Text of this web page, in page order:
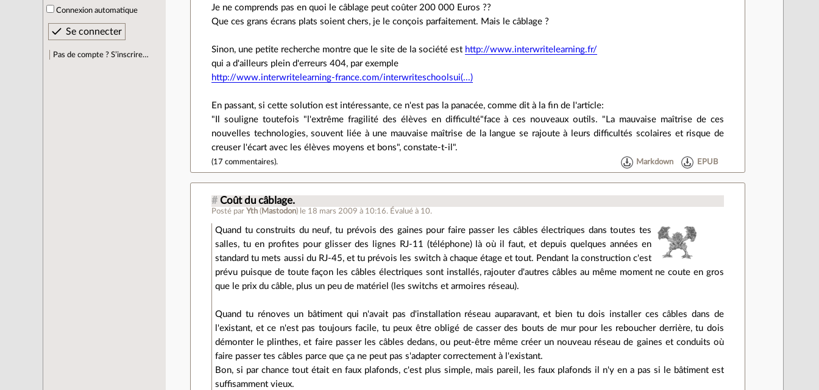
Connexion automatique
Pas de compte ? S’inscrire…
Je ne comprends pas en quoi le câblage peut coûter 200 000 Euros ??
Que ces grans écrans plats soient chers, je le conçois parfaitement. Mais le câblage ?
Sinon, une petite recherche montre que le site de la société est http://www.interwritelearning.fr/
qui a d'ailleurs plein d'erreurs 404, par exemple
http://www.interwritelearning-france.com/interwriteschoolsui(...)
En passant, si cette solution est intéressante, ce n'est pas la panacée, comme dit à la fin de l'article:
"Il souligne toutefois "l'extrême fragilité des élèves en difficulté"face à ces nouveaux outils. "La mauvaise maîtrise de ces
nouvelles technologies, souvent liée à une mauvaise maîtrise de la langue se rajoute à leurs difficultés scolaires et risque de
creuser l'écart avec les élèves moyens et bons", constate-t-il".
(17 commentaires). Markdown EPUB
# Coût du câblage.
Posté par Yth ( Mastodon) le 18 mars 2009 à 10:16. Évalué à 10.
Quand tu construits du neuf, tu prévois des gaines pour faire passer les câbles électriques dans toutes tes
salles, tu en profites pour glisser des lignes RJ-11 (téléphone) là où il faut, et depuis quelques années en
standard tu mets aussi du RJ-45, et tu prévois les switch à chaque étage et tout. Pendant la construction c'est
prévu puisque de toute façon les câbles électriques sont installés, rajouter d'autres câbles au même moment ne coute en gros
que le prix du câble, plus un peu de matériel (les switchs et armoires réseau).
Quand tu rénoves un bâtiment qui n'avait pas d'installation réseau auparavant, et bien tu dois installer ces câbles dans de
l'existant, et ce n'est pas toujours facile, tu peux être obligé de casser des bouts de mur pour les reboucher derrière, tu dois
démonter le plinthes, et faire passer les câbles dedans, ou peut-être même créer un nouveau réseau de gaines et conduits où
faire passer tes câbles parce que ça ne peut pas s'adapter correctement à l'existant.
Bon, si par chance tout était en faux plafonds, c'est plus simple, mais pareil, les faux plafonds il n'y en a pas si le bâtiment est
suffisamment vieux.